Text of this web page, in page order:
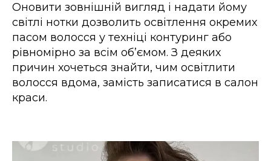
Оновити зовнішній вигляд і надати йому
світлі нотки дозволить освітлення окремих
пасом волосся у техніці контуринг або
рівномірно за всім об’ємом. З деяких
причин хочеться знайти, чим освітлити
волосся вдома, замість записатися в салон
краси.